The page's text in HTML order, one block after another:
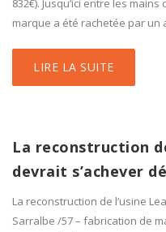
832€). Jusqu’ici entre les
marque a été rachetée par
LIRE LA SUITE
La reconstruction
devrait s’achever
La reconstruction de l’usine
Sarralbe /57 – fabrication de